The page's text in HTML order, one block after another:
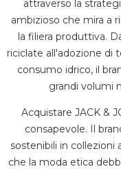
attraverso la
ambizioso che mira a
la filiera produttiva.
riciclate all'adozione di
consumo idrico, il
grandi volumi
Acquistare JACK &
consapevole. Il
sostenibili in collezioni
che la moda etica